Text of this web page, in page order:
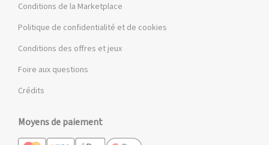
Conditions de la Marketplace
Politique de confidentialité et de cookies
Conditions des offres et jeux
Foire aux questions
Crédits
Moyens de paiement